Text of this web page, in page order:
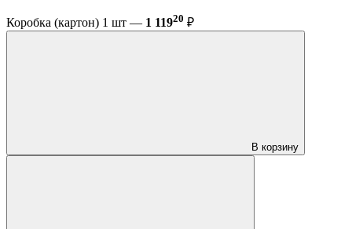
Коробка (картон) 1 шт — 1 11920 ₽
В корзину